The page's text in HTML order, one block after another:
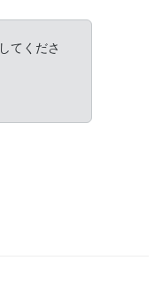
してくださ